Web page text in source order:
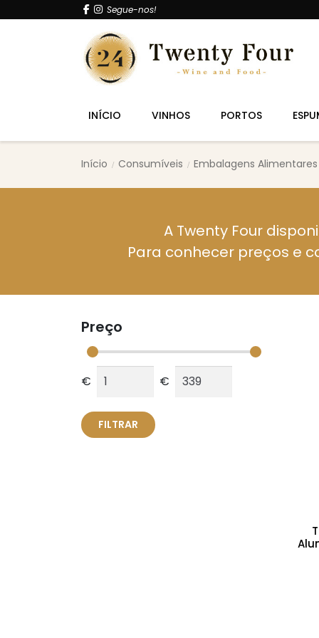
Segue-nos!
INÍCIO VINHOS PORTOS
Início Consumíveis Embalagens Alimentares
A Twenty Four
Para conhecer preços e
Preço
€ €
FILTRAR